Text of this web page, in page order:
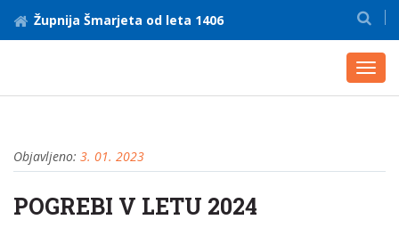
Župnija Šmarjeta od leta 1406
Objavljeno: 3. 01. 2023
POGREBI V LETU 2024